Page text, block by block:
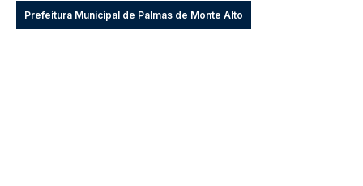
Prefeitura Municipal de Palmas de Monte Alto